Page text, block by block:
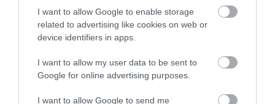
I want to allow Google to enable storage
related to advertising like cookies on web or
device identifiers in apps.
I want to allow my user data to be sent to
Google for online advertising purposes.
I want to allow Google to send me
ismerik, de érdemes felfedezni a sok tiszta tavat és
folyót is, ahol fürödni lehet.Bulgáriánakés
Romániának is van partszakasza a Fekete-
megmártózni.